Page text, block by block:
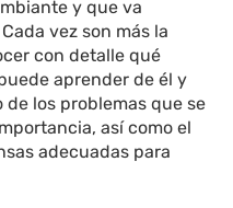
y que va
vez son más la
con detalle qué
aprender de él y
de los problemas que se
así como el
adecuadas para